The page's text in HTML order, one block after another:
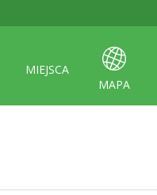
MIEJSCA
MAPA